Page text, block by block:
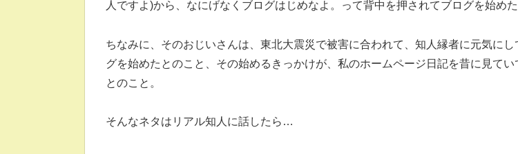
人ですよ)から、なにげなくブログはじめなよ。って背中を押されてブログを始めた
ちなみに、そのおじいさんは、東北大震災で被害に合われて、知人縁者に元気に
グを始めたとのこと、その始めるきっかけが、私のホームページ日記を昔に見て
とのこと。
そんなネタはリアル知人に話したら…